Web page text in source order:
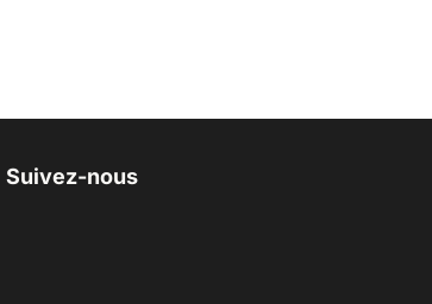
Suivez-nous